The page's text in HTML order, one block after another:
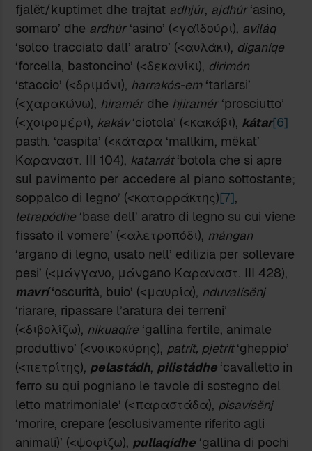
fjalët/kuptimet dhe trajtat adhjúr, ajdhúr‘asino,
somaro’ dhe ardhúr‘asino’ (<γαϊδούρι), aviláq
‘solco tracciato dall’ aratro’ (<αυλάκι), diganíqe
‘forcella, bastoncino’ (<δεκανίκι), dirimón
‘staccio’ (<δριμόνι), harrakós-em‘tarlarsi’
(<χαρακώνω), hiramérdhe hjiramér‘prosciutto’
(<χοιρομέρι), kakáv‘ciotola’ (<κακάβι), kátar[6]
pasth. ‘caspita’ (<κάταρα ‘mallkim, mëkat’
Καραναστ. ΙΙΙ 104), katarrát‘botola che si apre
sul pavimento per accedere al piano sottostante;
soppalco di legno’ (<καταρράκτης)[7],
letrapódhe ‘base dell’ aratro di legno su cui viene
fissato il vomere’ (<αλετροπόδι), mángan
‘argano di legno, usato nell’ edilizia per sollevare
pesi’ (<μάγγανο, μάνgano Καραναστ. ΙΙΙ 428),
mavrí ‘oscurità, buio’ (<μαυρία), nduvalísënj
‘riarare, ripassare l’aratura dei terreni’
(<διβολίζω), nikuaqíre ‘gallina fertile, animale
produttivo’ (<νοικοκύρης), patrít, pjetrít‘gheppio’
(<πετρίτης), pelastádh, pilistádhe ‘cavalletto in
ferro su qui pogniano le tavole di sostegno del
letto matrimoniale’ (<παραστάδα), pisavísënj
‘morire, crepare (esclusivamente riferito agli
animali)’ (<ψοφίζω), pullaqídhe ‘gallina di pochi